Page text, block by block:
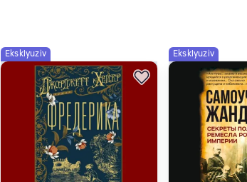
Eksklyuziv Eksklyuziv